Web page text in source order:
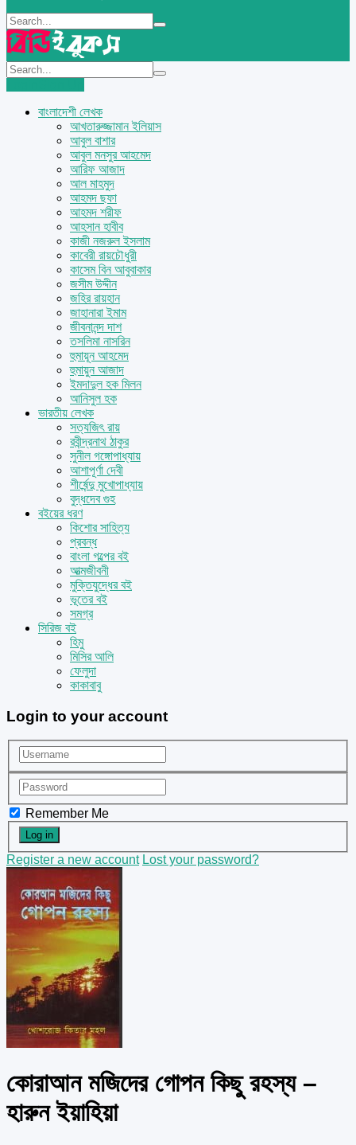
বাংলাদেশী লেখক
আখতারুজ্জামান ইলিয়াস
আবুল বাশার
আবুল মনসুর আহমেদ
আরিফ আজাদ
আল মাহমুদ
আহমদ ছফা
আহমদ শরীফ
আহসান হাবীব
কাজী নজরুল ইসলাম
কাবেরী রায়চৌধুরী
কাসেম বিন আবুবাকার
জসীম উদ্দীন
জহির রায়হান
জাহানারা ইমাম
জীবনানন্দ দাশ
তসলিমা নাসরিন
হুমায়ূন আহমেদ
হুমায়ুন আজাদ
ইমদাদুল হক মিলন
আনিসুল হক
ভারতীয় লেখক
সত্যজিৎ রায়
রবীন্দ্রনাথ ঠাকুর
সুনীল গঙ্গোপাধ্যায়
আশাপূর্ণা দেবী
শীর্ষেন্দু মুখোপাধ্যায়
বুদ্ধদেব গুহ
বইয়ের ধরণ
কিশোর সাহিত্য
প্রবন্ধ
বাংলা গল্পের বই
আত্মজীবনী
মুক্তিযুদ্ধের বই
ভূতের বই
সমগ্র
সিরিজ বই
হিমু
মিসির আলি
ফেলুদা
কাকাবাবু
Login to your account
Remember Me
Register a new account Lost your password?
কোরাআন মজিদের গোপন কিছু রহস্য –
হারুন ইয়াহিয়া